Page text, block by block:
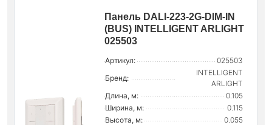
Панель DALI-223-2G-DIM-IN
(BUS) INTELLIGENT ARLIGHT
025503
Артикул:
025503
Бренд:
INTELLIGENT
ARLIGHT
Длина, м:
0.105
Ширина, м:
0.115
Высота, м:
0.055